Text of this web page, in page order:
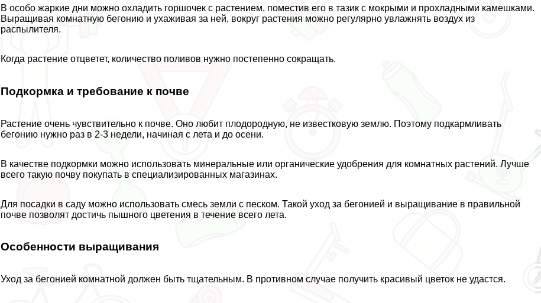
В особо жаркие дни можно охладить горшочек с растением, поместив его в тазик с мокрыми и прохладными камешками.
Выращивая комнатную бегонию и ухаживая за ней, вокруг растения можно регулярно увлажнять воздух из
распылителя.
Когда растение отцветет, количество поливов нужно постепенно сокращать.
Подкормка и требование к почве
Растение очень чувствительно к почве. Оно любит плодородную, не известковую землю. Поэтому подкармливать
бегонию нужно раз в 2-3 недели, начиная с лета и до осени.
В качестве подкормки можно использовать минеральные или органические удобрения для комнатных растений. Лучше
всего такую почву покупать в специализированных магазинах.
Для посадки в саду можно использовать смесь земли с песком. Такой уход за бегонией и выращивание в правильной
почве позволят достичь пышного цветения в течение всего лета.
Особенности выращивания
Уход за бегонией комнатной должен быть тщательным. В противном случае получить красивый цветок не удастся.